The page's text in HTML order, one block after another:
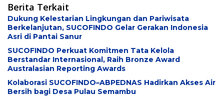
Berita Terkait
Dukung Kelestarian Lingkungan dan Pariwisata
Berkelanjutan, SUCOFINDO Gelar Gerakan Indonesia
Asri di Pantai Sanur
SUCOFINDO Perkuat Komitmen Tata Kelola
Berstandar Internasional, Raih Bronze Award
Australasian Reporting Awards
Kolaborasi SUCOFINDO–ABPEDNAS Hadirkan Akses Air
Bersih bagi Desa Pulau Semambu